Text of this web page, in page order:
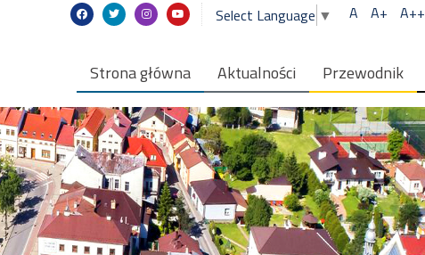
A A+ A++
Select Language ▼
Strona główna Aktualności Przewodnik